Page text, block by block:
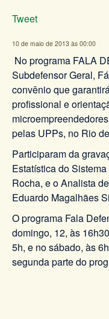
Tweet
10 de maio de 2013 às 00:00
No programa FALA
Subdefensor Geral,
convênio que
profissional e
pelas UPPs, no Rio
Participaram da
Estatística do
Rocha, e o Analista
Eduardo Magalhães
O programa Fala
domingo, 12, às
5h, e no sábado, às
segunda parte do